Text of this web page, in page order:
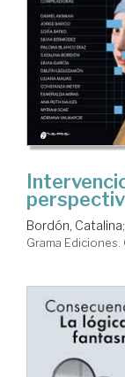
Bordón, Catalina;
Grama